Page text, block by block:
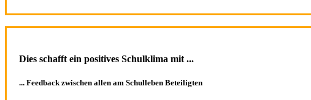
Dies schafft ein positives Schulklima mit ...
... Feedback zwischen allen am Schulleben Beteiligten